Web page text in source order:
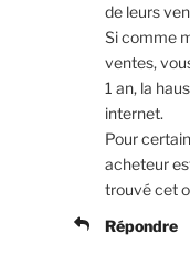
de leurs
Si comme
ventes,
1 an, la
internet.
Pour
acheteur
trouvé cet
Répondre